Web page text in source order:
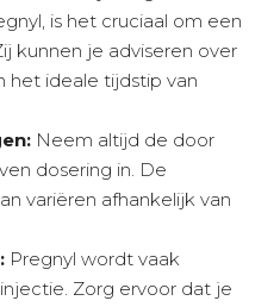
is het cruciaal om een
kunnen je adviseren over
het ideale tijdstip van
Neem altijd de door
dosering in. De
variëren afhankelijk van
Pregnyl wordt vaak
Zorg ervoor dat je